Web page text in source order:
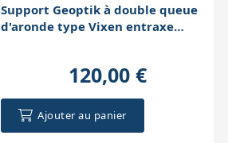
Support Geoptik à double queue
d'aronde type Vixen entraxe
120,00 €
Ajouter au panier